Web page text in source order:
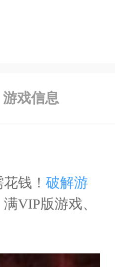
游戏信息
钱！ 破解游
VIP版游戏、